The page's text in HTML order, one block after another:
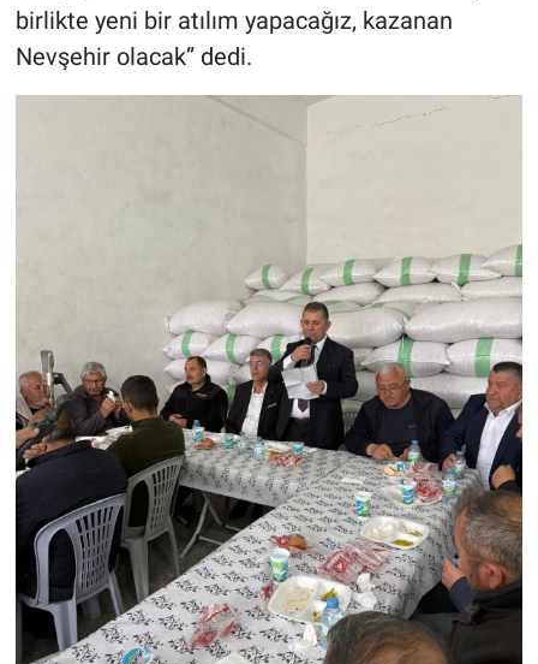
birlikte yeni bir atılım yapacağız, kazanan
Nevşehir olacak” dedi.